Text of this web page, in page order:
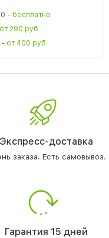
- бесплатно
от 290 руб
- от 400 руб
Экспресс-доставка
заказа. Есть самовывоз.
Гарантия 15 дней